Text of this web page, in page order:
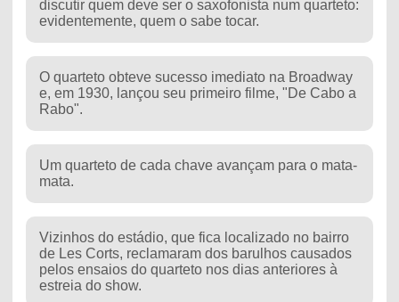
discutir quem deve ser o saxofonista num quarteto:
evidentemente, quem o sabe tocar.
O quarteto obteve sucesso imediato na Broadway
e, em 1930, lançou seu primeiro filme, "De Cabo a
Rabo".
Um quarteto de cada chave avançam para o mata-
mata.
Vizinhos do estádio, que fica localizado no bairro
de Les Corts, reclamaram dos barulhos causados
pelos ensaios do quarteto nos dias anteriores à
estreia do show.